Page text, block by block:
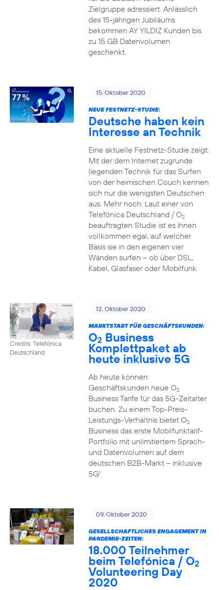
Zielgruppe adressiert. Anlässlich
des 15-jährigen Jubiläums
bekommen AY YILDIZ Kunden bis
zu 15 GB Datenvolumen
geschenkt.
15. Oktober 2020
NEUE FESTNETZ-STUDIE:
Deutsche haben kein
Interesse an Technik
Eine aktuelle Festnetz-Studie zeigt:
Mit der dem Internet zugrunde
liegenden Technik für das Surfen
von der heimischen Couch kennen
sich nur die wenigsten Deutschen
aus. Mehr noch: Laut einer von
Telefónica Deutschland / O2
beauftragten Studie ist es ihnen
vollkommen egal, auf welcher
Basis sie in den eigenen vier
Wänden surfen – ob über DSL,
Kabel, Glasfaser oder Mobilfunk.
Credits: Telefónica
Deutschland
12. Oktober 2020
MARKTSTART FÜR GESCHÄFTSKUNDEN:
O2 Business
Komplettpaket ab
heute inklusive 5G
Ab heute können
Geschäftskunden neue O2
Business Tarife für das 5G-Zeitalter
buchen. Zu einem Top-Preis-
Leistungs-Verhältnis bietet O2
Business das erste Mobilfunktarif-
Portfolio mit unlimitiertem Sprach-
und Datenvolumen auf dem
deutschen B2B-Markt – inklusive
5G1.
09. Oktober 2020
GESELLSCHAFTLICHES ENGAGEMENT IN
PANDEMIE-ZEITEN:
18.000 Teilnehmer
beim Telefónica / O2
Volunteering Day
2020